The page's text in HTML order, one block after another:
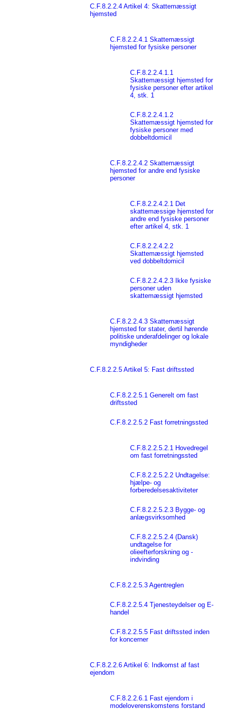
C.F.8.2.2.4 Artikel 4: Skattemæssigt
hjemsted
C.F.8.2.2.4.1 Skattemæssigt
hjemsted for fysiske personer
C.F.8.2.2.4.1.1
Skattemæssigt hjemsted for
fysiske personer efter artikel
4, stk. 1
C.F.8.2.2.4.1.2
Skattemæssigt hjemsted for
fysiske personer med
dobbeltdomicil
C.F.8.2.2.4.2 Skattemæssigt
hjemsted for andre end fysiske
personer
C.F.8.2.2.4.2.1 Det
skattemæssige hjemsted for
andre end fysiske personer
efter artikel 4, stk. 1
C.F.8.2.2.4.2.2
Skattemæssigt hjemsted
ved dobbeltdomicil
C.F.8.2.2.4.2.3 Ikke fysiske
personer uden
skattemæssigt hjemsted
C.F.8.2.2.4.3 Skattemæssigt
hjemsted for stater, dertil hørende
politiske underafdelinger og lokale
myndigheder
C.F.8.2.2.5 Artikel 5: Fast driftssted
C.F.8.2.2.5.1 Generelt om fast
driftssted
C.F.8.2.2.5.2 Fast forretningssted
C.F.8.2.2.5.2.1 Hovedregel
om fast forretningssted
C.F.8.2.2.5.2.2 Undtagelse:
hjælpe- og
forberedelsesaktiviteter
C.F.8.2.2.5.2.3 Bygge- og
anlægsvirksomhed
C.F.8.2.2.5.2.4 (Dansk)
undtagelse for
olieefterforskning og -
indvinding
C.F.8.2.2.5.3 Agentreglen
C.F.8.2.2.5.4 Tjenesteydelser og E-
handel
C.F.8.2.2.5.5 Fast driftssted inden
for koncerner
C.F.8.2.2.6 Artikel 6: Indkomst af fast
ejendom
C.F.8.2.2.6.1 Fast ejendom i
modeloverenskomstens forstand